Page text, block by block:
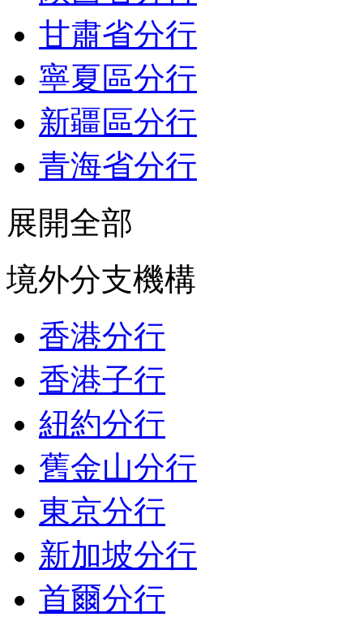
甘肅省分行
寧夏區分行
新疆區分行
青海省分行
展開全部
境外分支機構
香港分行
香港子行
紐約分行
舊金山分行
東京分行
新加坡分行
首爾分行